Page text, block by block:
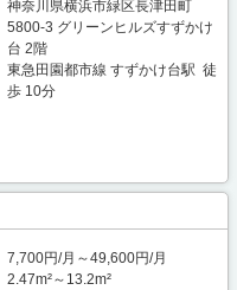
神奈川県横浜市緑区長津田町
5800-3 グリーンヒルズすずかけ
台 2階
東急田園都市線 すずかけ台駅 徒
歩 10分
7,700円/月～49,600円/月
2.47m²～13.2m²